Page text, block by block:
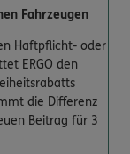
Fahrzeugen
Haftpflicht- oder
ERGO den
die Differenz
Beitrag für 3